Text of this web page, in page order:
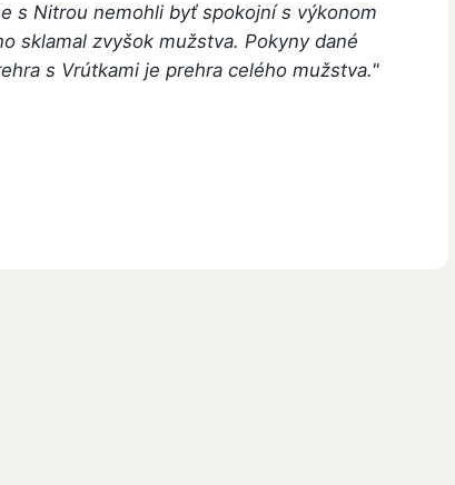
s Nitrou nemohli byť spokojní s výkonom
sklamal zvyšok mužstva. Pokyny dané
s Vrútkami je prehra celého mužstva."